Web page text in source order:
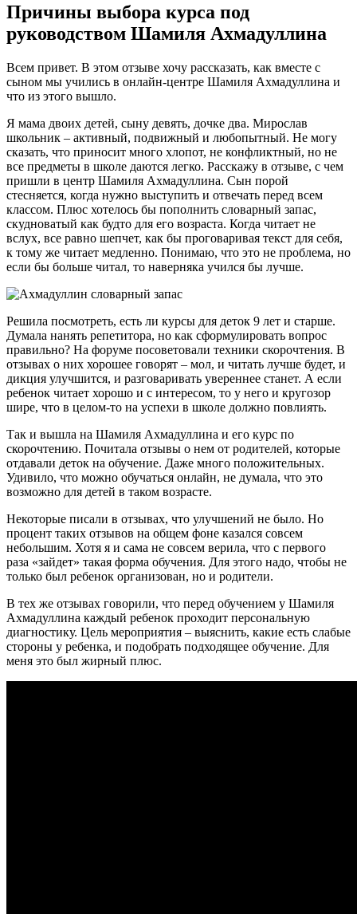
Причины выбора курса под
руководством Шамиля Ахмадуллина
Всем привет. В этом отзыве хочу рассказать, как вместе с
сыном мы учились в онлайн-центре Шамиля Ахмадуллина и
что из этого вышло.
Я мама двоих детей, сыну девять, дочке два. Мирослав
школьник – активный, подвижный и любопытный. Не могу
сказать, что приносит много хлопот, не конфликтный, но не
все предметы в школе даются легко. Расскажу в отзыве, с чем
пришли в центр Шамиля Ахмадуллина. Сын порой
стесняется, когда нужно выступить и отвечать перед всем
классом. Плюс хотелось бы пополнить словарный запас,
скудноватый как будто для его возраста. Когда читает не
вслух, все равно шепчет, как бы проговаривая текст для себя,
к тому же читает медленно. Понимаю, что это не проблема, но
если бы больше читал, то наверняка учился бы лучше.
Решила посмотреть, есть ли курсы для деток 9 лет и старше.
Думала нанять репетитора, но как сформулировать вопрос
правильно? На форуме посоветовали техники скорочтения. В
отзывах о них хорошее говорят – мол, и читать лучше будет, и
дикция улучшится, и разговаривать увереннее станет. А если
ребенок читает хорошо и с интересом, то у него и кругозор
шире, что в целом-то на успехи в школе должно повлиять.
Так и вышла на Шамиля Ахмадуллина и его курс по
скорочтению. Почитала отзывы о нем от родителей, которые
отдавали деток на обучение. Даже много положительных.
Удивило, что можно обучаться онлайн, не думала, что это
возможно для детей в таком возрасте.
Некоторые писали в отзывах, что улучшений не было. Но
процент таких отзывов на общем фоне казался совсем
небольшим. Хотя я и сама не совсем верила, что с первого
раза «зайдет» такая форма обучения. Для этого надо, чтобы не
только был ребенок организован, но и родители.
В тех же отзывах говорили, что перед обучением у Шамиля
Ахмадуллина каждый ребенок проходит персональную
диагностику. Цель мероприятия – выяснить, какие есть слабые
стороны у ребенка, и подобрать подходящее обучение. Для
меня это был жирный плюс.